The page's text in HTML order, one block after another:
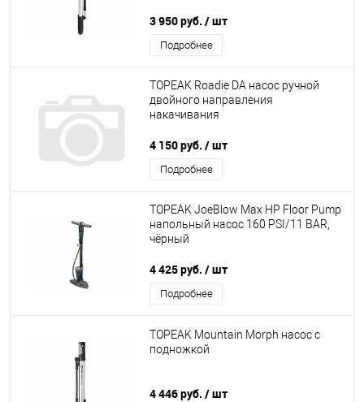
3 950 руб. / шт
Подробнее
TOPEAK Roadie DA насос ручной
двойного направления
накачивания
4 150 руб. / шт
Подробнее
TOPEAK JoeBlow Max HP Floor Pump
напольный насос 160 PSI/11 BAR,
чёрный
4 425 руб. / шт
Подробнее
TOPEAK Mountain Morph насос с
подножкой
4 446 руб. / шт